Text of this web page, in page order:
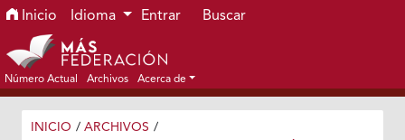
Ir al menú de navegación principal
Ir al contenido principal
Ir al pie de página del sitio
Inicio Idioma Entrar Buscar
Número Actual Archivos Acerca de
INICIO / ARCHIVOS /